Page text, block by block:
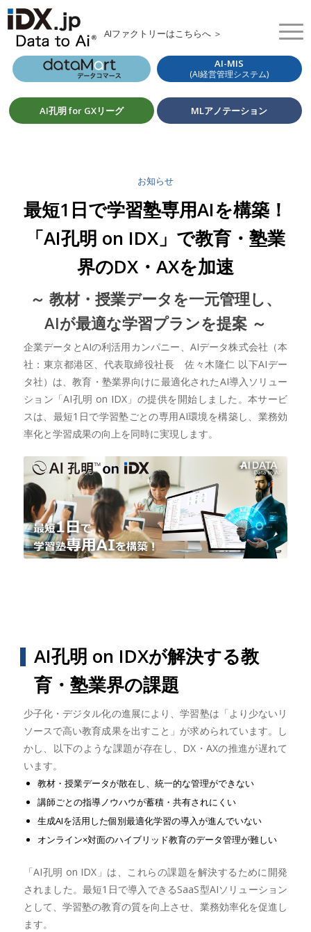
AIファクトリーはこちらへ ＞
AI-MIS
(AI経営管理システム)
AI孔明 for GXリーグ MLアノテーション
お知らせ
最短1日で学習塾専用AIを構築！
「AI孔明 on IDX」で教育・塾業
界のDX・AXを加速
～ 教材・授業データを一元管理し、
AIが最適な学習プランを提案 ～
企業データとAIの利活用カンパニー、AIデータ株式会社（本
社：東京都港区、代表取締役社長 佐々木隆仁 以下AIデー
タ社）は、教育・塾業界向けに最適化されたAI導入ソリュー
ション「AI孔明 on IDX」の提供を開始しました。本サービ
スは、最短1日で学習塾ごとの専用AI環境を構築し、業務効
率化と学習成果の向上を同時に実現します。
AI孔明 on IDXが解決する教
育・塾業界の課題
少子化・デジタル化の進展により、学習塾は「より少ないリ
ソースで高い教育成果を出すこと」が求められています。し
かし、以下のような課題が存在し、DX・AXの推進が遅れて
います。
教材・授業データが散在し、統一的な管理ができない
講師ごとの指導ノウハウが蓄積・共有されにくい
生成AIを活用した個別最適化学習の導入が進んでいない
オンライン×対面のハイブリッド教育のデータ管理が難しい
「AI孔明 on IDX」は、これらの課題を解決するために開発
されました。最短1日で導入できるSaaS型AIソリューション
として、学習塾の教育の質を向上させ、業務効率化を促進し
ます。